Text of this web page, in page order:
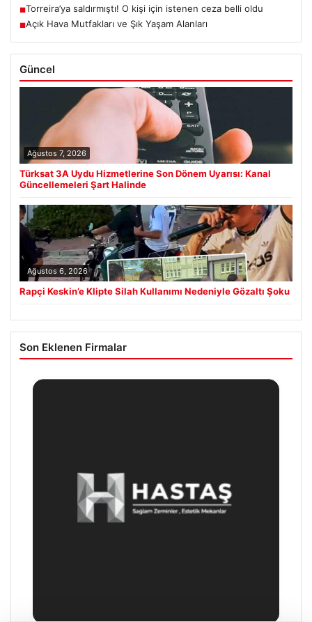
■Torreira’ya saldırmıştı! O kişi için istenen ceza belli oldu
■Açık Hava Mutfakları ve Şık Yaşam Alanları
Güncel
Ağustos 7, 2026
Türksat 3A Uydu Hizmetlerine Son Dönem Uyarısı: Kanal
Güncellemeleri Şart Halinde
Ağustos 6, 2026
Rapçi Keskin’e Klipte Silah Kullanımı Nedeniyle Gözaltı Şoku
Son Eklenen Firmalar